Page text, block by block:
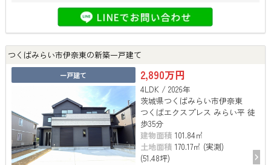
つくばみらい市伊奈東の新築一戸建て
一戸建て 2,890万円
4LDK / 2026年
茨城県つくばみらい市伊奈東
つくばエクスプレス みらい平 徒
歩35分
建物面積 101.84㎡
土地面積 170.17㎡ (実測)
(51.48坪)